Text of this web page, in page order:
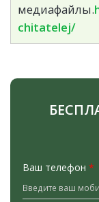
медиафайлы.
chitatelej/
Ваш телефон *